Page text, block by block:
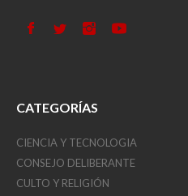
CATEGORÍAS
CIENCIA Y TECNOLOGIA
CONSEJO DELIBERANTE
CULTO Y RELIGIÓN